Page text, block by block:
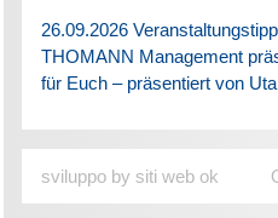
26.09.2026
THOMANN Management
für Euch – präsentiert von
sviluppo by siti web ok